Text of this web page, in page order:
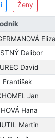
Ženy
Dalibor
David
František
Jan
Hana
Martin